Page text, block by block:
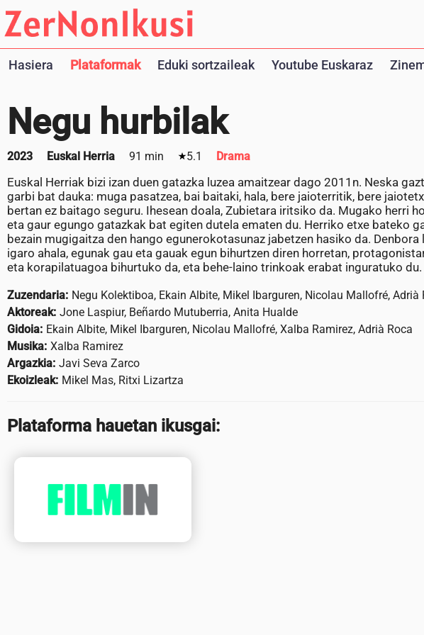
Hasiera Plataformak Eduki sortzaileak Youtube Euskaraz
Negu hurbilak
2023 Euskal Herria 91 min 5.1 Drama
Euskal Herriak bizi izan duen gatazka luzea amaitzear dago 2011n. Neska
garbi bat dauka: muga pasatzea, bai baitaki, hala, bere jaioterritik, bere
bertan ez baitago seguru. Ihesean doala, Zubietara iritsiko da. Mugako herri
eta gaur egungo gatazkak bat egiten dutela ematen du. Herriko etxe bateko
bezain mugigaitza den hango egunerokotasunaz jabetzen hasiko da.
igaro ahala, egunak gau eta gauak egun bihurtzen diren horretan,
eta korapilatuagoa bihurtuko da, eta behe-laino trinkoak erabat inguratuko du.
Zuzendaria: Negu Kolektiboa, Ekain Albite, Mikel Ibarguren, Nicolau Mallofré, Adrià
Aktoreak: Jone Laspiur, Beñardo Mutuberria, Anita Hualde
Gidoia: Ekain Albite, Mikel Ibarguren, Nicolau Mallofré, Xalba Ramirez, Adrià Roca
Musika: Xalba Ramirez
Argazkia: Javi Seva Zarco
Ekoizleak: Mikel Mas, Ritxi Lizartza
Plataforma hauetan ikusgai: